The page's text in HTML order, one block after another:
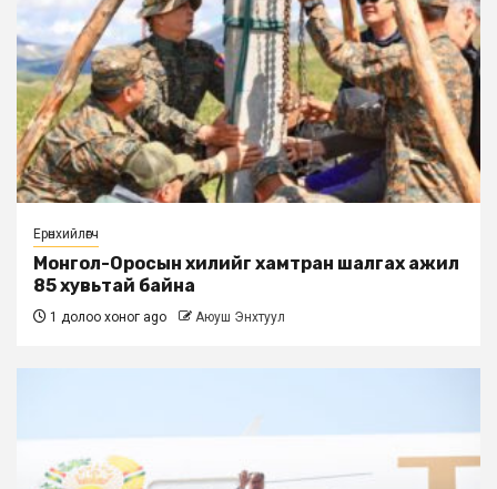
Ерөнхийлөгч
Монгол-Оросын хилийг хамтран шалгах ажил
85 хувьтай байна
1 долоо хоног ago Аюуш Энхтуул